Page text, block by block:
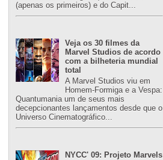
(apenas os primeiros) e do Capit...
Veja os 30 filmes da
Marvel Studios de acordo
com a bilheteria mundial
total
A Marvel Studios viu em
Homem-Formiga e a Vespa:
Quantumania um de seus mais
decepcionantes lançamentos desde que o
Universo Cinematográfico...
NYCC' 09: Projeto Marvels